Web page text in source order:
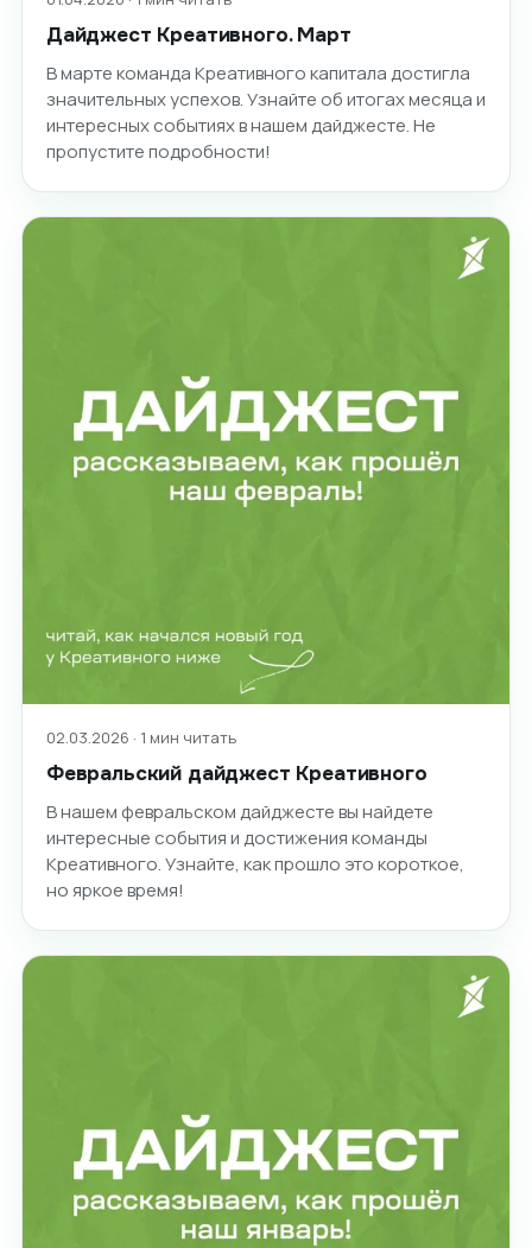
Дайджест Креативного. Март
В марте команда Креативного капитала достигла
значительных успехов. Узнайте об итогах месяца и
интересных событиях в нашем дайджесте. Не
пропустите подробности!
02.03.2026 · 1 мин читать
Февральский дайджест Креативного
В нашем февральском дайджесте вы найдете
интересные события и достижения команды
Креативного. Узнайте, как прошло это короткое,
но яркое время!